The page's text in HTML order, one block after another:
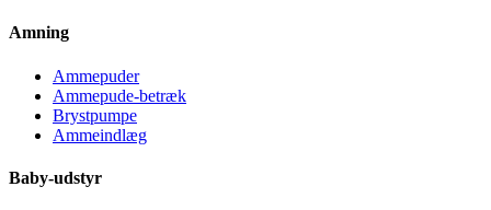
Amning
Ammepuder
Ammepude-betræk
Brystpumpe
Ammeindlæg
Baby-udstyr